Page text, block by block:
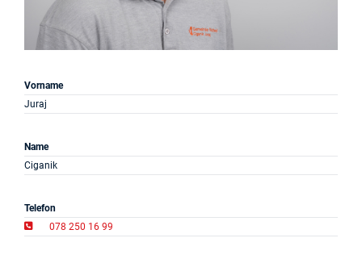
Projekte
Barrierefrei
Vorname
Juraj
Name
Ciganik
Telefon
078 250 16 99